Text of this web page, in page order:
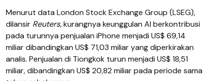
Menurut data London Stock Exchange Group (LSEG),
dilansir Reuters,kurangnya keunggulan AI berkontribusi
pada turunnya penjualan iPhone menjadi US$ 69,14
miliar dibandingkan US$ 71,03 miliar yang diperkirakan
analis. Penjualan di Tiongkok turun menjadi US$ 18,51
miliar, dibandingkan US$ 20,82 miliar pada periode sama